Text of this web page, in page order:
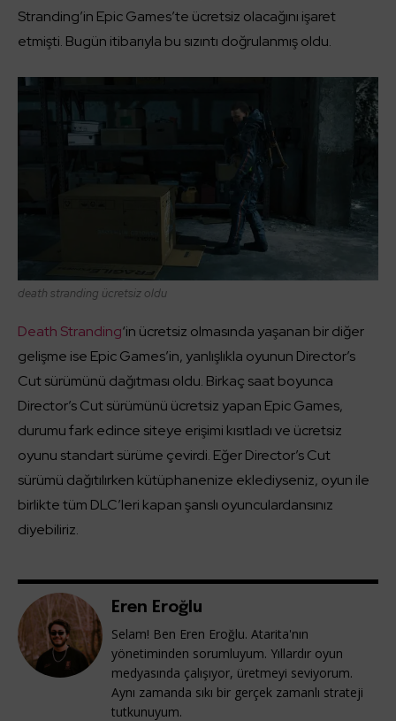
Stranding’in Epic Games’te ücretsiz olacağını işaret
etmişti. Bugün itibarıyla bu sızıntı doğrulanmış oldu.
death stranding ücretsiz oldu
Death Stranding‘in ücretsiz olmasında yaşanan bir diğer
gelişme ise Epic Games’in, yanlışlıkla oyunun Director’s
Cut sürümünü dağıtması oldu. Birkaç saat boyunca
Director’s Cut sürümünü ücretsiz yapan Epic Games,
durumu fark edince siteye erişimi kısıtladı ve ücretsiz
oyunu standart sürüme çevirdi. Eğer Director’s Cut
sürümü dağıtılırken kütüphanenize eklediyseniz, oyun ile
birlikte tüm DLC’leri kapan şanslı oyunculardansınız
diyebiliriz.
Eren Eroğlu
Selam! Ben Eren Eroğlu. Atarita'nın
yönetiminden sorumluyum. Yıllardır oyun
medyasında çalışıyor, üretmeyi seviyorum.
Aynı zamanda sıkı bir gerçek zamanlı strateji
tutkunuyum.